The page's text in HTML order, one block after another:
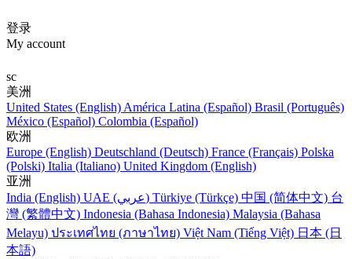
登录
My account
sc
美洲
United States (English) América Latina (Español) Brasil (Português)
México (Español) Colombia (Español)
欧洲
Europe (English) Deutschland (Deutsch) France (Français) Polska
(Polski) Italia (Italiano) United Kingdom (English)
亚洲
India (English)
UAE (عربي) Türkiye (Türkçe) 中国 (简体中文) 台
灣 (繁體中文) Indonesia (Bahasa Indonesia) Malaysia (Bahasa
Melayu) ประเทศไทย (ภาษาไทย) Việt Nam (Tiếng Việt) 日本 (日
本語)